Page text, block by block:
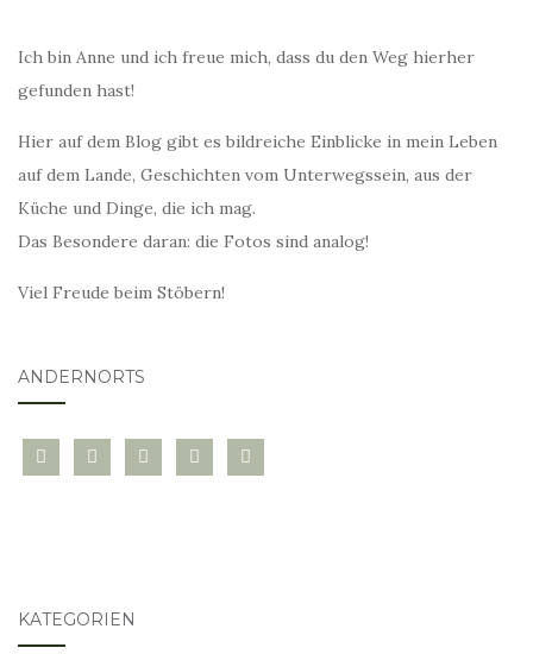
Ich bin Anne und ich freue mich, dass du den Weg hierher
gefunden hast!
Hier auf dem Blog gibt es bildreiche Einblicke in mein Leben
auf dem Lande, Geschichten vom Unterwegssein, aus der
Küche und Dinge, die ich mag.
Das Besondere daran: die Fotos sind analog!
Viel Freude beim Stöbern!
ANDERNORTS
bloglovininstagramtwitter pinterest
mail
KATEGORIEN